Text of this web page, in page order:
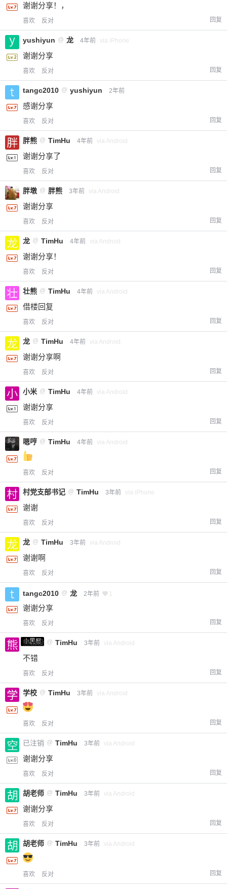
谢谢分享！，
喜欢 反对 回复
yushiyun @ 龙 4年前 via iPhone
谢谢分享
喜欢 反对 回复
tangc2010 @ yushiyun 2年前
感谢分享
喜欢 反对 回复
胖熊 @ TimHu 4年前 via Android
谢谢分享了
喜欢 反对 回复
胖墩 @ 胖熊 3年前 via Android
谢谢分享
喜欢 反对 回复
龙 @ TimHu 4年前 via Android
谢谢分享！
喜欢 反对 回复
壮熊 @ TimHu 4年前 via Android
借楼回复
喜欢 反对 回复
龙 @ TimHu 4年前 via Android
谢谢分享啊
喜欢 反对 回复
小米 @ TimHu 4年前 via Android
谢谢分享
喜欢 反对 回复
嗯哼 @ TimHu 4年前 via Android
喜欢 反对 回复
村党支部书记 @ TimHu 3年前 via iPhone
谢谢
喜欢 反对 回复
龙 @ TimHu 3年前 via Android
谢谢啊
喜欢 反对 回复
tangc2010 @ 龙 2年前 1
谢谢分享
喜欢 反对 回复
小黑屋
熊出没 @ TimHu 3年前 via Android
不错
喜欢 反对 回复
学校 @ TimHu 3年前 via Android
喜欢 反对 回复
已注销 @ TimHu 3年前 via Android
谢谢分享
喜欢 反对 回复
胡老师 @ TimHu 3年前 via Android
谢谢分享
喜欢 反对 回复
胡老师 @ TimHu 3年前 via Android
喜欢 反对 回复
您没有权限发布内容，请购买会员或者提升权
限。